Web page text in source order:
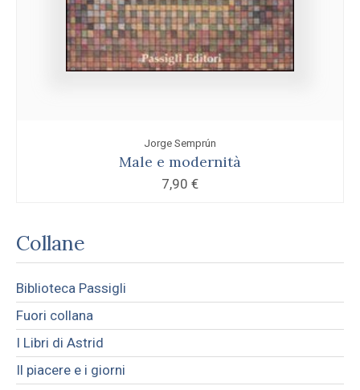
Jorge Semprún
Male e modernità
7,90 €
Collane
Biblioteca Passigli
Fuori collana
I Libri di Astrid
Il piacere e i giorni